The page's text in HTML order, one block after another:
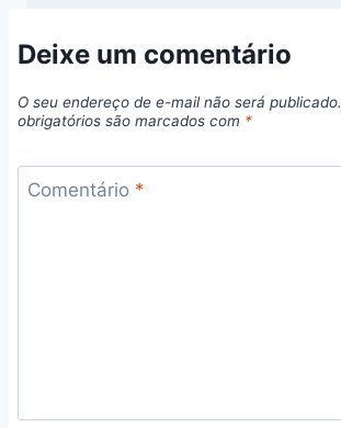
Deixe um comentário
O seu endereço de e-mail não será publicado.
obrigatórios são marcados com *
Comentário *